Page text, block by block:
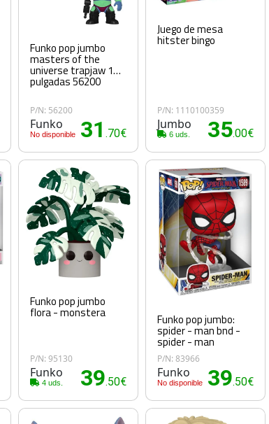
Funko pop jumbo
masters of the
universe trapjaw 10
pulgadas 56200
P/N: 56200
Funko
No disponible 31.70€
Juego de mesa
hitster bingo
P/N: 1110100359
Jumbo
6 uds. 35.00€
Funko pop jumbo
flora - monstera
P/N: 95130
Funko
4 uds. 39.50€
Funko pop jumbo:
spider - man bnd -
spider - man
P/N: 83966
Funko
No disponible 39.50€